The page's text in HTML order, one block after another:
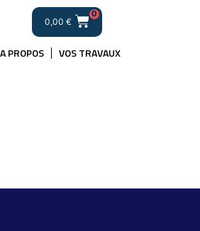
0,00 €
0
A PROPOS VOS TRAVAUX